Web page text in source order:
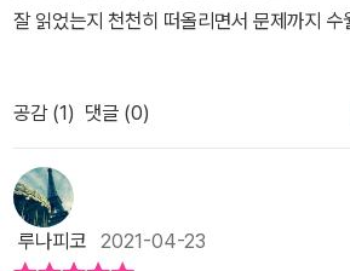
잘 읽었는지 천천히 떠올리면서 문제까지 수
결력을 키워나가고 있어요.A비법의 훈련에
로 이야기, 시, 정보가 담긴 글, 의견이 담긴
해의 시작이라 할 수 있는 기본서를 풀어봤
담고 있어요. 글의 종류에 따라 읽는 방법과
으로 푸는 방법을 친절하게 안내하고 있어요
를 풀고 실전으로 글을 읽고 앞뒤 문장의 내
공감 (1) 댓글 (0)
루나피코 2021-04-23